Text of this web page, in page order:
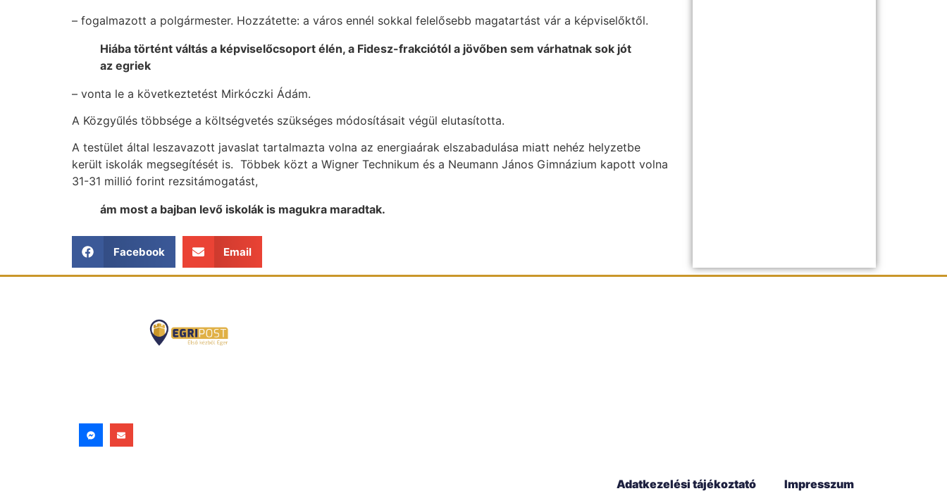
– fogalmazott a polgármester. Hozzátette: a város ennél sokkal felelősebb magatartást vár a képviselőktől.
Hiába történt váltás a képviselőcsoport élén, a Fidesz-frakciótól a jövőben sem várhatnak sok jót
az egriek
– vonta le a következtetést Mirkóczki Ádám.
A Közgyűlés többsége a költségvetés szükséges módosításait végül elutasította.
A testület által leszavazott javaslat tartalmazta volna az energiaárak elszabadulása miatt nehéz helyzetbe
került iskolák megsegítését is. Többek közt a Wigner Technikum és a Neumann János Gimnázium kapott volna
31-31 millió forint rezsitámogatást,
ám most a bajban levő iskolák is magukra maradtak.
Facebook Email
Adatkezelési tájékoztató Impresszum